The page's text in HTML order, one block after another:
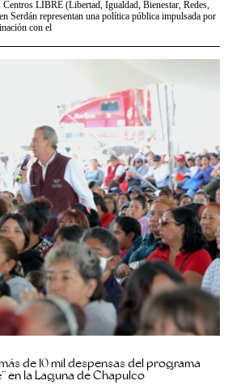
LIBRE (Libertad, Igualdad, Bienestar, Redes,
Serdán representan una política pública impulsada por
con el
de 10 mil despensas del programa
en la Laguna de Chapulco